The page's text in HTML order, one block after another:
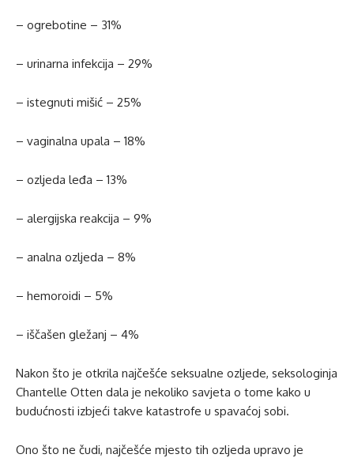
– ogrebotine – 31%
– urinarna infekcija – 29%
– istegnuti mišić – 25%
– vaginalna upala – 18%
– ozljeda leđa – 13%
– alergijska reakcija – 9%
– analna ozljeda – 8%
– hemoroidi – 5%
– iščašen gležanj – 4%
Nakon što je otkrila najčešće seksualne ozljede, seksologinja
Chantelle Otten dala je nekoliko savjeta o tome kako u
budućnosti izbjeći takve katastrofe u spavaćoj sobi.
Ono što ne čudi, najčešće mjesto tih ozljeda upravo je